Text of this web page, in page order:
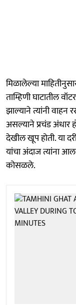
मिळालेल्या
ताम्हिणी घाटातील
झाल्याने त्यांनी वाहन
असल्याने प्रचंड अंधार
देखील खूप होती. या
यांचा अंदाज त्यांना
कोसळले.